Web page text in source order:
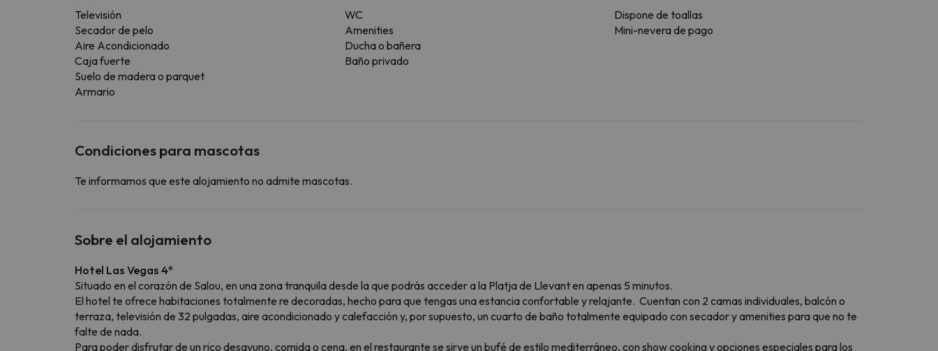
Televisión
Secador de pelo
Aire Acondicionado
Caja fuerte
Suelo de madera o parquet
Armario
WC
Amenities
Ducha o bañera
Baño privado
Dispone de toallas
Mini-nevera de pago
Condiciones para mascotas
Te informamos que este alojamiento no admite mascotas.
Sobre el alojamiento
Hotel Las Vegas 4*
Situado en el corazón de Salou, en una zona tranquila desde la que podrás acceder a la Platja de Llevant en apenas 5 minutos.
El hotel te ofrece habitaciones totalmente re decoradas, hecho para que tengas una estancia confortable y relajante. Cuentan con 2 camas individuales, balcón o
terraza, televisión de 32 pulgadas, aire acondicionado y calefacción y, por supuesto, un cuarto de baño totalmente equipado con secador y amenities para que no te
falte de nada.
Para poder disfrutar de un rico desayuno, comida o cena, en el restaurante se sirve un bufé de estilo mediterráneo, con show cooking y opciones especiales para los